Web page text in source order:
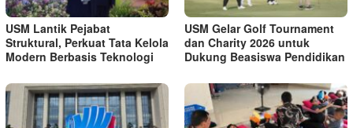
USM Lantik Pejabat
Struktural, Perkuat Tata Kelola
Modern Berbasis Teknologi
USM Gelar Golf Tournament
dan Charity 2026 untuk
Dukung Beasiswa Pendidikan